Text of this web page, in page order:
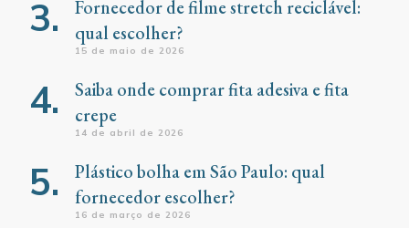
Fornecedor de filme stretch reciclável:
qual escolher?
15 de maio de 2026
Saiba onde comprar fita adesiva e fita
crepe
14 de abril de 2026
Plástico bolha em São Paulo: qual
fornecedor escolher?
16 de março de 2026